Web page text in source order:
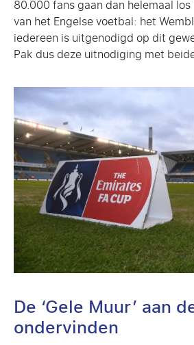
80.000 fans gaan dan helemaal
van het Engelse voetbal: het
iedereen is uitgenodigd op dit
Pak dus deze uitnodiging met
De ‘Gele Muur’ aan
ondervinden